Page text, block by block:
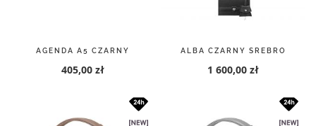
AGENDA A5 CZARNY
405,00 zł
ALBA CZARNY SREBRO
1 600,00 zł